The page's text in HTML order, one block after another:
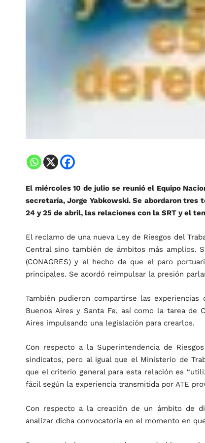
El miércoles 10 de julio se reunió el Equipo
secretaría, Jorge Yabkowski. Se abordaron tres
24 y 25 de abril, las relaciones con la SRT y el
El reclamo de una nueva Ley de Riesgos del
Central sino también de ámbitos más amplios.
(CONAGRES) y el hecho de que el paro
principales. Se acordó reimpulsar la presión
También pudieron compartirse las
Buenos Aires y Santa Fe, así como la tarea de
Aires impulsando una legislación para crearlos.
Con respecto a la Superintendencia de
sindicatos, pero al igual que el Ministerio de
que el criterio general para esta relación es
fácil según la experiencia transmitida por ATE
Con respecto a la creación de un ámbito de
analizar dicha convocatoria en el momento en